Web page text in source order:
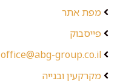
מפת אתר
פייסבוק
office@abg-group.co.il
מקרקעין ובנייה